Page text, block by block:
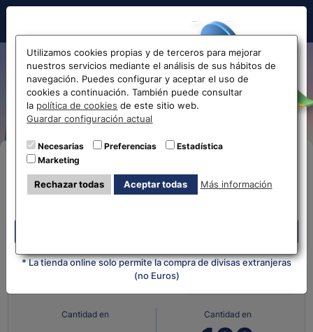
Hola!
Antes de acceder
la web...
Selecciona tu oficina más
cercana
* La tienda online solo permite la compra de divisas extranjeras
(no Euros)
Cotización y tipo de cambio
de Lek Albanés
Compra Online
quieres?
Cantidad en Cantidad en
Utilizamos cookies propias y de terceros para mejorar
nuestros servicios mediante el análisis de sus hábitos de
navegación. Puedes configurar y aceptar el uso de
cookies a continuación. También puede consultar
la política de cookies de este sitio web.
Guardar configuración actual
Necesarias Preferencias
Estadística
Marketing
Rechazar todas Aceptar todas Más información